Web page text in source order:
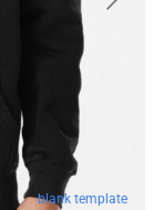
blank template